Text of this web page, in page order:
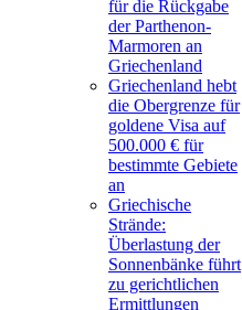
für die Rückgabe
der Parthenon-
Marmoren an
Griechenland
Griechenland hebt
die Obergrenze für
goldene Visa auf
500.000 € für
bestimmte Gebiete
an
Griechische
Strände:
Überlastung der
Sonnenbänke führt
zu gerichtlichen
Ermittlungen